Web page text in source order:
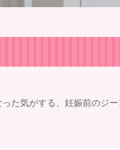
た気がする、妊娠前のジ